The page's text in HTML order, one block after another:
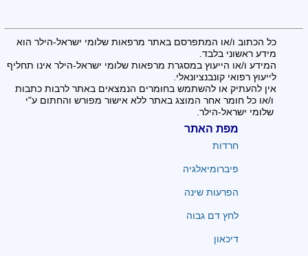
כל הכתוב ו/או המתפרסם באתר מרפאות שלומי ישראל-הילר הוא
מידע ראשוני בלבד.
המידע ו/או הייעוץ במסגרת מרפאות שלומי ישראל-הילר אינו תחליף
לייעוץ רפואי קונבנציונאלי.
אין להעתיק או להשתמש בחומרים הנמצאים באתר לרבות כתבות
ו/או כל חומר אחר המוצג באתר ללא אישור מפורש והחתום ע"י
שלומי ישראל-הילר.
מפת האתר
חרדות
פיברומיאלגיה
הפרעות שינה
לחץ דם גבוה
דיכאון